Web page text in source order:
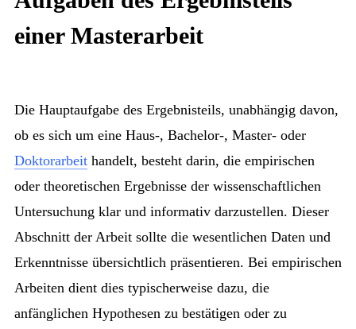
einer Masterarbeit
Die Hauptaufgabe des Ergebnisteils, unabhängig davon,
ob es sich um eine Haus-, Bachelor-, Master- oder
Doktorarbeit handelt, besteht darin, die empirischen
oder theoretischen Ergebnisse der wissenschaftlichen
Untersuchung klar und informativ darzustellen. Dieser
Abschnitt der Arbeit sollte die wesentlichen Daten und
Erkenntnisse übersichtlich präsentieren. Bei empirischen
Arbeiten dient dies typischerweise dazu, die
anfänglichen Hypothesen zu bestätigen oder zu